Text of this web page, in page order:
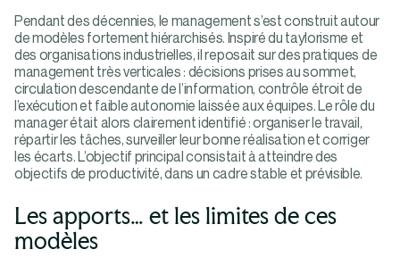
Pendant des décennies, le management s’est construit autour
de modèles fortement hiérarchisés. Inspiré du taylorisme et
des organisations industrielles, il reposait sur des pratiques de
management très verticales : décisions prises au sommet,
circulation descendante de l’information, contrôle étroit de
l’exécution et faible autonomie laissée aux équipes. Le rôle du
manager était alors clairement identifié : organiser le travail,
répartir les tâches, surveiller leur bonne réalisation et corriger
les écarts. L’objectif principal consistait à atteindre des
objectifs de productivité, dans un cadre stable et prévisible.
Les apports… et les limites de ces
modèles